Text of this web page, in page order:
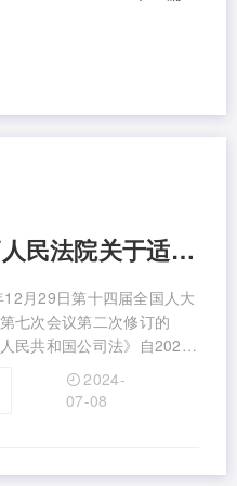
最高人民法院关于适用《中华人民共和国公司法》时间效力的若干规定
月29日第十四届全国人大
七次会议第二次修订的
人民共和国公司法》自2024
日起施行。为...2024-
07-08